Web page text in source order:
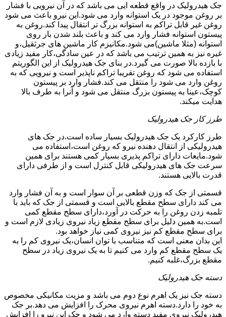
جک هیدرولیک در واقع قطعه ایی می باشد که در آن نیرویی با فشار
بر روغن موجود در یک استوانه وارد می شود.این نیرو باعث می شود
روغن غیر قابل تراکم به استوانه بزرگ تر انتقال پیدا کند.روغن به
پیستون استوانه فشار وارد می کند و باعث بلند شدن بار روی
استوانه (مثلا ماشین)می شود.مکانیزم کار ماشین های جرثقیل،و
غیره نیز به همین ترتیب می باشد که در عین سادگی،کار مفید زیادی
با بازده بالا صورت می گیرد.در بنای جک هیدرولیک از این الگوریتم
استفاده می شود که روغن تقریبا تراکم ناپذیر است و نیرویی که به
روغن وارد می شود را منتقل می کند.فشار وارد بر پیستون
کوچک،عینا به پیستون بزرگ منتقل می شود و آنرا به طرف بالا
هدایت میکند.
طرز کار جک هیدرولیک
طرز کارکرد یک جک هیدرولیک بسیار ساده است.در جک های
هیدرولیکی از انتقال دهنده نیرو که روغن است،استفاده می
شود.مایعات دارای تراکم پذیری بسیار کمی هستند برای همین
سرعت جک های هیدرولیکی قابل کنترل است و از طرفی دارای
قدرت بالایی هستند.
قسمتی از جک که وزن قطعی بر آن سوار است و به آن فشار وارد
می کند دارای سطح مقطع بالایی است و قسمتی از جک که باید با
تلمبه زدن روغن را به حرکت در آورد،دارای سطح مقطع کمی
است.به همین دلیل برای سطح مقطع زیاد نیروی زیادی لازم است و
برای سطح مقطع کم نیز نیروی کمی نیاز خواهد بود.
این بدان معنی است که متناسب با توان انسان،یک نیروی کم را به
یک سطح مقطع کم وارد می کنیم تا به یک نیروی زیاد در سطح
مقطع بزرگ،غلبه کنیم.
دسته جک هیدرولیک
دسته جک نیز یک اهرم نوع دوم می باشد و مزیت مکانیکی مخصوص
به خود را دارد.دسته اهرم نیروی محرک را افزایش می دهد.بر جک
هیدرولیک نیروی مفید دسته وارد می شود و جک این نیرو را افزایش